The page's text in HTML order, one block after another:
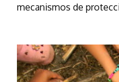
mecanismos de